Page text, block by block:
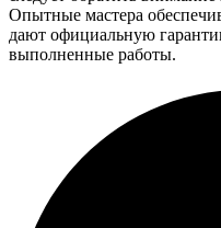
Опытные мастера
дают официальную
выполненные работы.